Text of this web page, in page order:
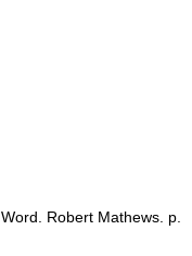
Robert Mathews. р.